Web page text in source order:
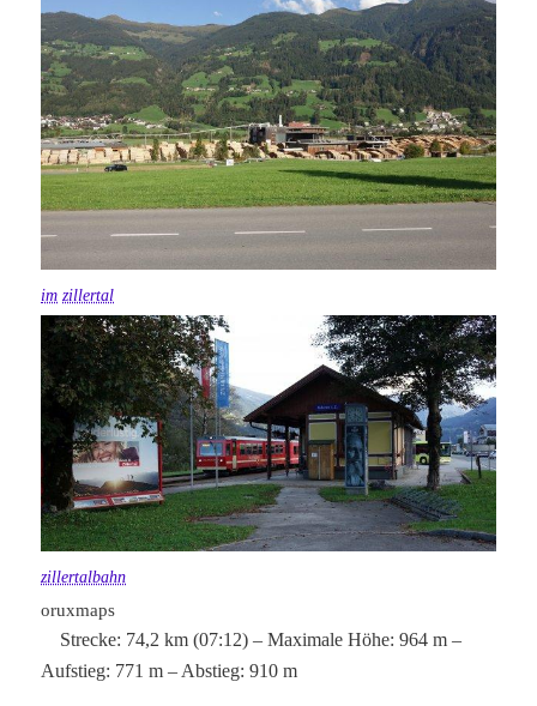
im zillertal
zillertalbahn
oruxmaps
Strecke: 74,2 km (07:12) – Maximale Höhe: 964 m –
Aufstieg: 771 m – Abstieg: 910 m